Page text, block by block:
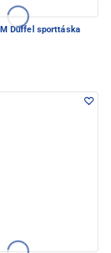
Duffel sporttáska